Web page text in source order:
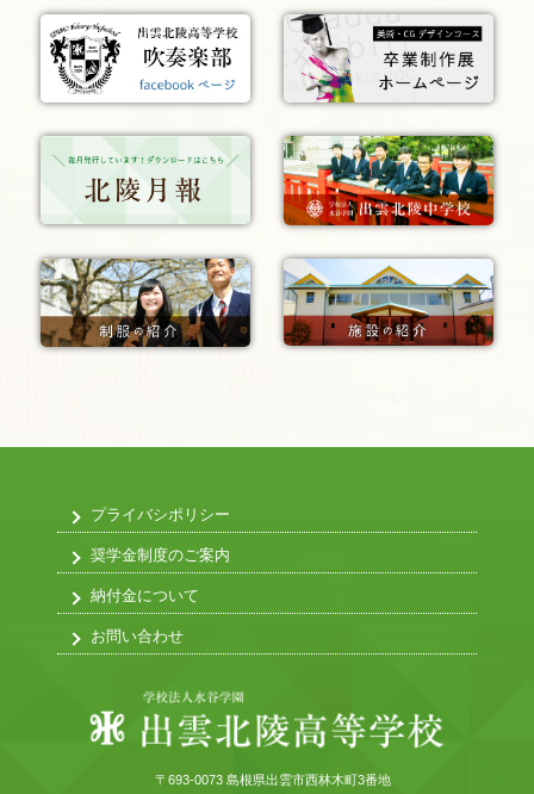
プライバシポリシー
奨学金制度のご案内
納付金について
お問い合わせ
〒693-0073 島根県出雲市西林木町3番地